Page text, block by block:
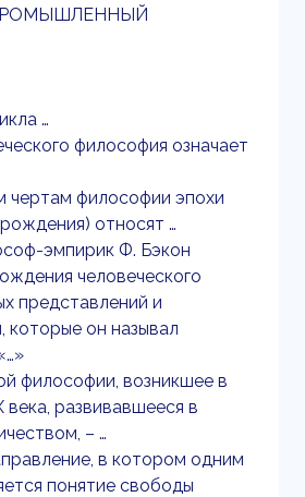
…
философия означает
чертам философии эпохи
относят …
эмпирик Ф. Бэкон
человеческого
представлений и
которые он называл
философии, возникшее в
века, развивавшееся в
– …
в котором одним
понятие свободы